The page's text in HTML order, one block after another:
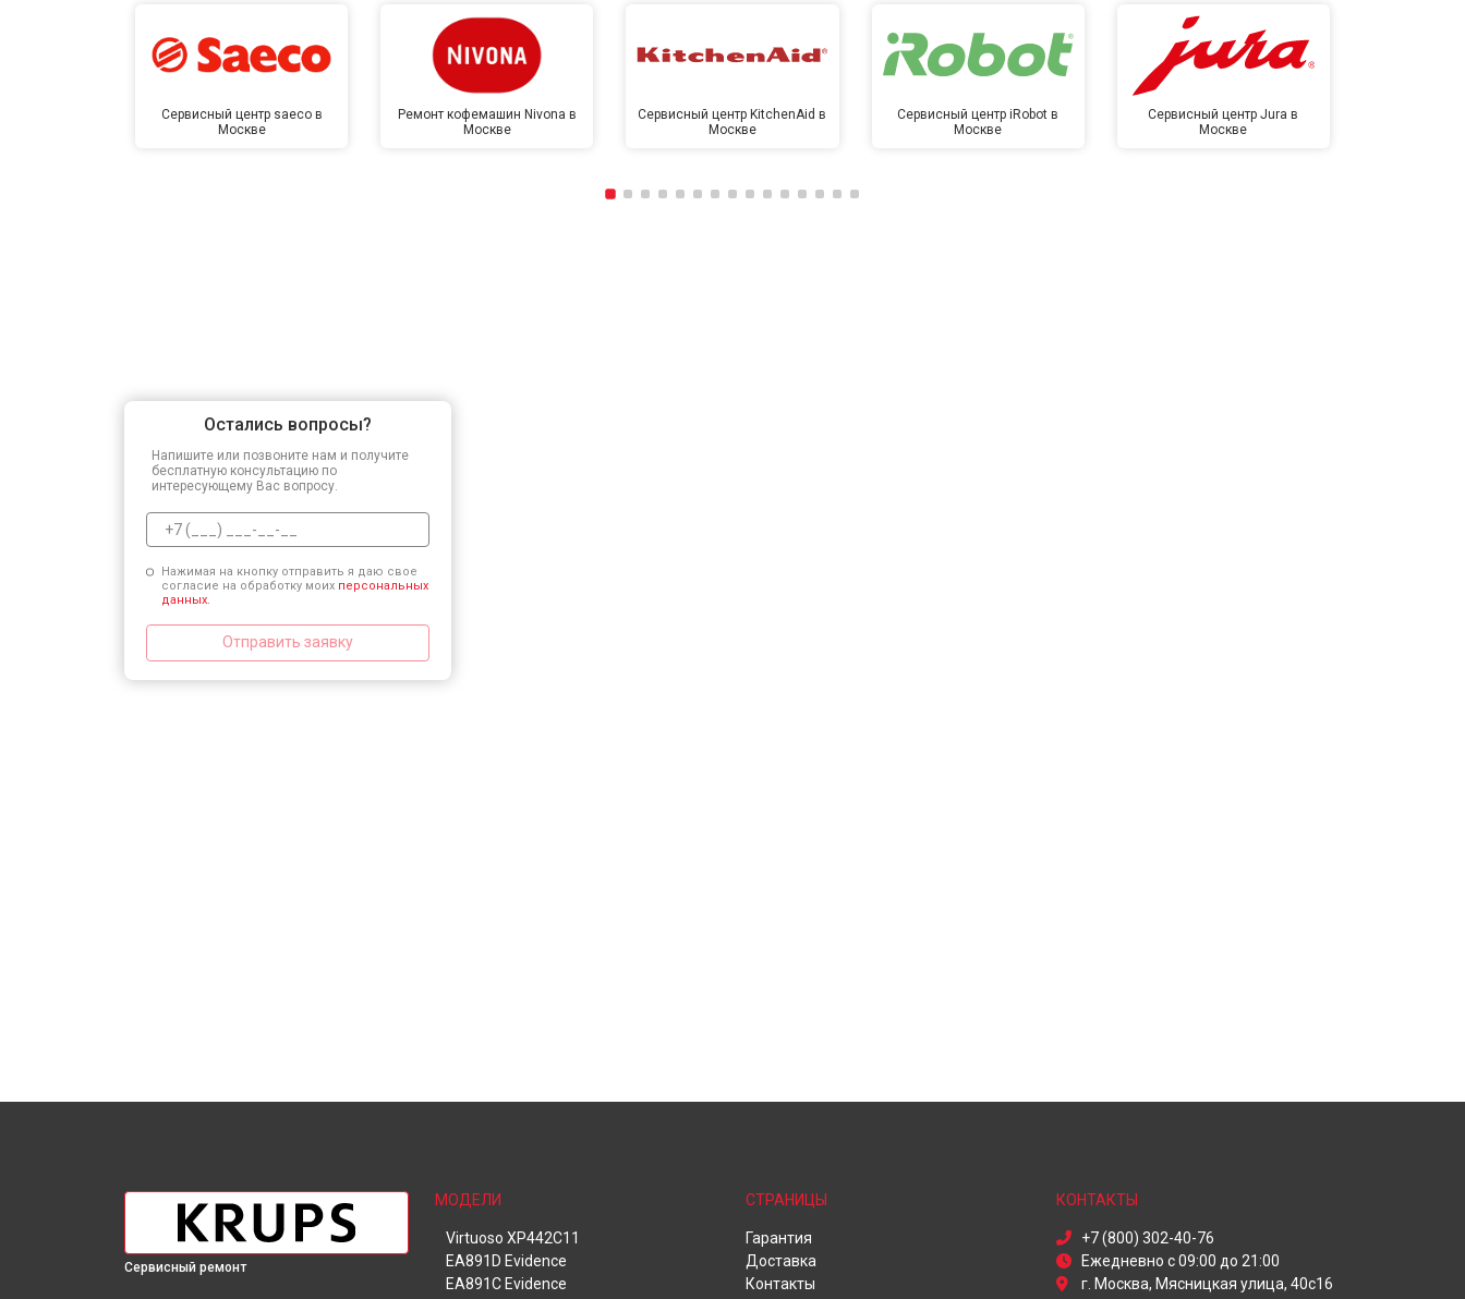
Сервисный центр saeco в
Москве
Ремонт кофемашин Nivona в
Москве
Сервисный центр KitchenAid в
Москве
Сервисный центр iRobot в
Москве
Сервисный центр Jura в
Москве
Остались вопросы?
Напишите или позвоните нам и получите
бесплатную консультацию по
интересующему Вас вопросу.
Нажимая на кнопку отправить я даю свое
согласие на обработку моих персональных
данных.
Отправить заявку
Сервисный ремонт
МОДЕЛИ
Virtuoso XP442C11
EA891D Evidence
EA891C Evidence
СТРАНИЦЫ
Гарантия
Доставка
Контакты
КОНТАКТЫ
+7 (800) 302-40-76
Ежедневно с 09:00 до 21:00
г. Москва, Мясницкая улица, 40с16